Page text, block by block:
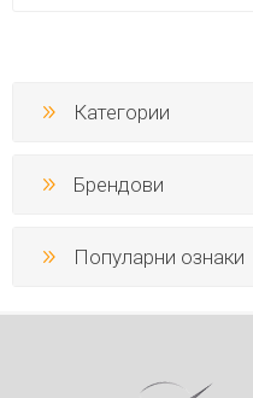
Категории
Брендови
Популарни ознаки